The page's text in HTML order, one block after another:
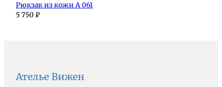
Рюкзак из кожи А 061
5 750 ₽
Ателье Вижен